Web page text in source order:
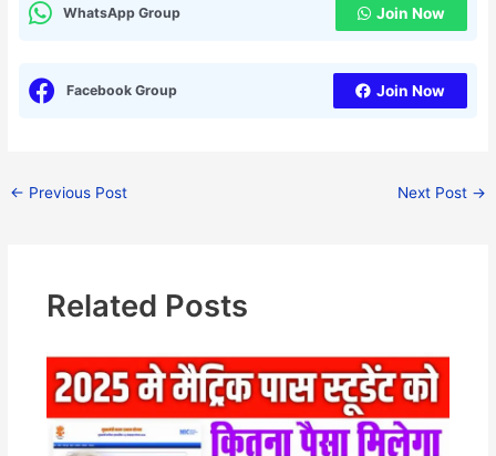
WhatsApp Group Join Now
Facebook Group Join Now
← Previous Post Next Post →
Related Posts